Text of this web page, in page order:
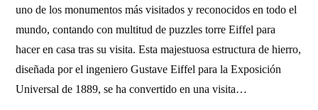
uno de los monumentos más visitados y reconocidos en todo el
mundo, contando con multitud de puzzles torre Eiffel para
hacer en casa tras su visita. Esta majestuosa estructura de hierro,
diseñada por el ingeniero Gustave Eiffel para la Exposición
Universal de 1889, se ha convertido en una visita…